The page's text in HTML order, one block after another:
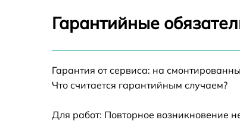
Профилактическая чистка Viomi V2
Гарантийные
Гарантия от сервиса: на
Что считается гарантийным случаем?
Для работ: Повторное возникновение